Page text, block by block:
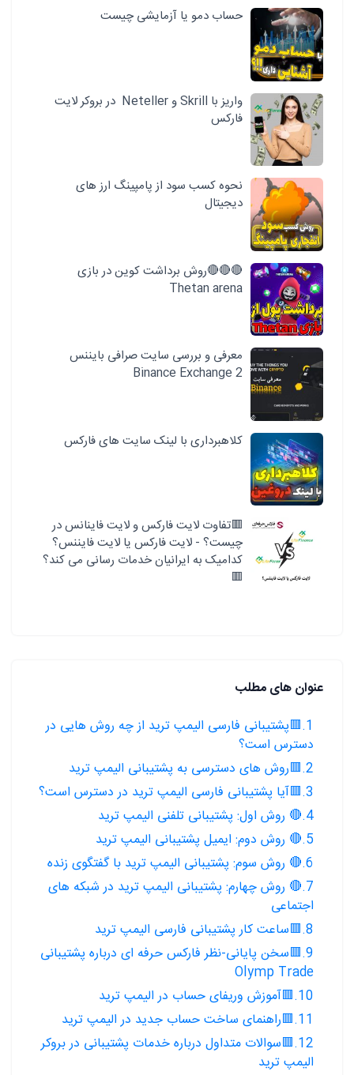
حساب دمو یا آزمایشی چیست
واریز با Skrill و Neteller در بروکر لایت
فارکس
نحوه کسب سود از پامپینگ ارز های
دیجیتال
🔴🔴🔴روش برداشت کوین در بازی
Thetan arena
معرفی و بررسی سایت صرافی بایننس
Binance Exchange 2
کلاهبرداری با لینک سایت های فارکس
🟥تفاوت لایت فارکس و لایت فاینانس در
چیست؟ - لایت فارکس یا لایت فایننس؟
کدامیک به ایرانیان خدمات رسانی می کند؟
🟥
عنوان های مطلب
1.🟥پشتیبانی فارسی الیمپ ترید از چه روش هایی در
دسترس است؟
2.🟥روش های دسترسی به پشتیبانی الیمپ ترید
3.🟥آیا پشتیبانی فارسی الیمپ ترید در دسترس است؟
4.🔴 روش اول: پشتیبانی تلفنی الیمپ ترید
5.🔴 روش دوم: ایمیل پشتیبانی الیمپ ترید
6.🔴 روش سوم: پشتیبانی الیمپ ترید با گفتگوی زنده
7.🔴 روش چهارم: پشتیبانی الیمپ ترید در شبکه های
اجتماعی
8.🟥ساعت کار پشتیبانی فارسی الیمپ ترید
9.🟥سخن پایانی-نظر فارکس حرفه ای درباره پشتیبانی
Olymp Trade
10.🟥آموزش وریفای حساب در الیمپ ترید
11.🟥راهنمای ساخت حساب جدید در الیمپ ترید
12.🟥سوالات متداول درباره خدمات پشتیبانی در بروکر
الیمپ ترید